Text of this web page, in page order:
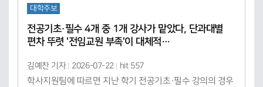
대학주보
전공기초·필수 4개 중 1개 강사가 맡았다, 단과대별
편차 뚜렷 '전임교원 부족'이 대체적…
김예찬 기자 2026-07-22
hit 557
학사지원팀에 따르면 지난 학기 전공기초·필수 강의의 경우